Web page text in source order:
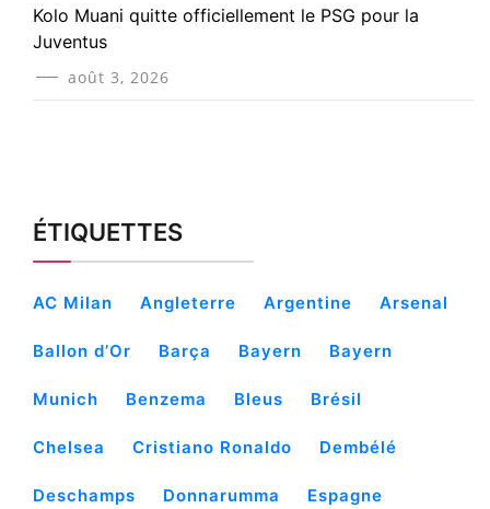
Kolo Muani quitte officiellement le PSG pour la
Juventus
août 3, 2026
ÉTIQUETTES
AC Milan Angleterre Argentine Arsenal
Ballon d’Or Barça Bayern Bayern
Munich Benzema Bleus Brésil
Chelsea Cristiano Ronaldo Dembélé
Deschamps Donnarumma Espagne